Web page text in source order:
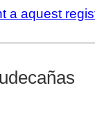
a aquest